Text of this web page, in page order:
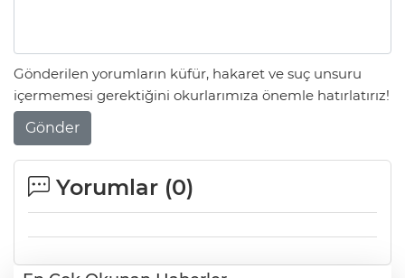
Gönderilen yorumların küfür, hakaret ve suç unsuru
içermemesi gerektiğini okurlarımıza önemle hatırlatırız!
Gönder
Yorumlar (0)